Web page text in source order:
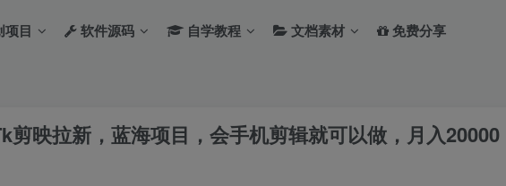
项目 软件源码 自学教程 文档素材 免费分享
剪映拉新，蓝海项目，会手机剪辑就可以做，月入20000